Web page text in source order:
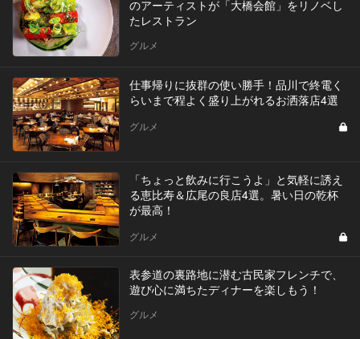
のアーティストが「大橋会館」をリノベし
たレストラン
グルメ
仕事帰りに抜群の使い勝手！品川で終電く
らいまで程よく盛り上がれるお洒落店4選
グルメ
「ちょっと飲みに行こうよ」と気軽に誘え
る恵比寿＆広尾の良店4選。暑い日の乾杯
が最高！
グルメ
表参道の裏路地に潜む古民家フレンチで、
遊び心に満ちたディナーを楽しもう！
グルメ